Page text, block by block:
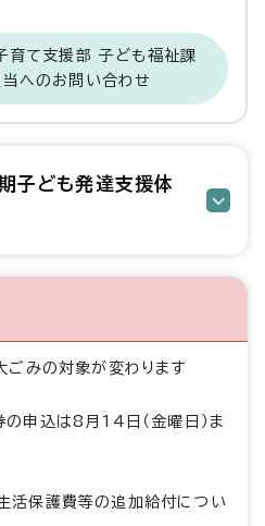
育て支援部 子ども福祉課
へのお問い合わせ
子ども発達支援体
みの対象が変わります
の申込は8月14日（金曜日）ま
活保護費等の追加給付につい